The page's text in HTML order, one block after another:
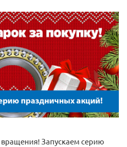
Запускаем серию